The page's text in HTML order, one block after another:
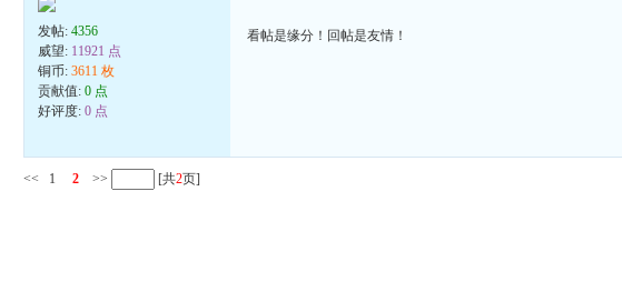
发帖:4356
威望: 11921 点
铜币:3611 枚
贡献值:0 点
好评度:0 点
看帖是缘分！回帖是友情！
<< 1 2 >> [共2页]